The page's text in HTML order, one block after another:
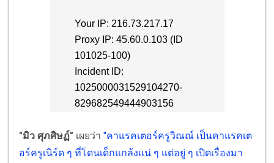
"มิว ศุภศิษฏ์" เผยว่า "คาแรคเตอร์ครูวิณณ์ เป็นคาแรคเต
อร์ครูเนิร์ด ๆ ที่โดนเด็กแกล้งแน่ ๆ แต่อยู่ ๆ เปิดเรื่องมา